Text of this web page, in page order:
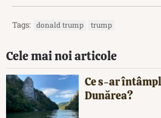
Tags: donald trump trump
Cele mai noi articole
Ce s-ar
Dunărea?